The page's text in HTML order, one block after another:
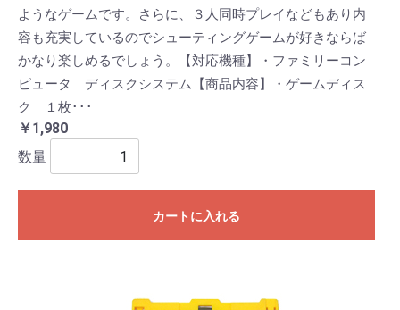
ようなゲームです。さらに、３人同時プレイなどもあり内
容も充実しているのでシューティングゲームが好きならば
かなり楽しめるでしょう。【対応機種】・ファミリーコン
ピュータ ディスクシステム【商品内容】・ゲームディス
ク １枚･･･
￥1,980
数量
カートに入れる